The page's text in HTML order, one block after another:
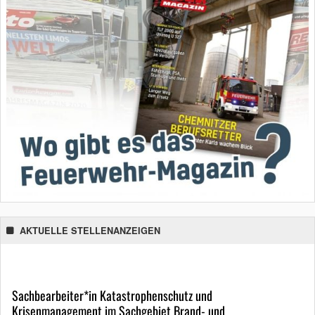
AKTUELLE STELLENANZEIGEN
Sachbearbeiter*in Katastrophenschutz und
Krisenmanagement im Sachgebiet Brand- und